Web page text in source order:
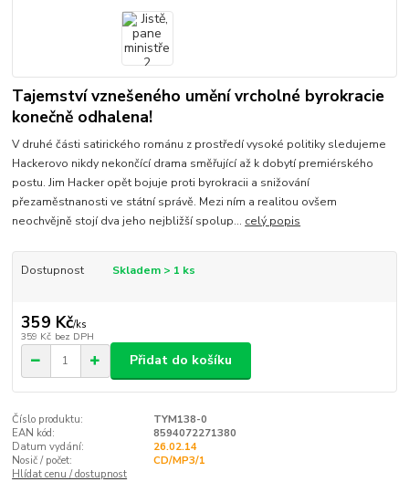
Tajemství vznešeného umění vrcholné byrokracie
konečně odhalena!
V druhé části satirického románu z prostředí vysoké politiky sledujeme
Hackerovo nikdy nekončící drama směřující až k dobytí premiérského
postu. Jim Hacker opět bojuje proti byrokracii a snižování
přezaměstnanosti ve státní správě. Mezi ním a realitou ovšem
neochvějně stojí dva jeho nejbližší spolup... celý popis
Dostupnost Skladem > 1 ks
359 Kč/ks
359 Kč bez DPH
Přidat do košíku
Číslo produktu:
TYM138-0
EAN kód:
8594072271380
Datum vydání:
26.02.14
Nosič / počet:
CD/MP3/1
Hlídat cenu / dostupnost